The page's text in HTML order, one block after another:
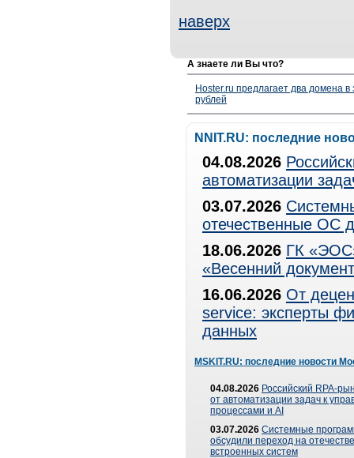
наверх
А знаете ли Вы что?
Hoster.ru предлагает два домена
рублей
NNIT.RU: последние
04.08.2026
автоматизации
03.07.2026
отечественные ОС
18.06.2026 ГК
«Весенний
16.06.2026 От
service: эксперты
данных
MSKIT.RU: последние новости
04.08.2026 Российский RPA-
от автоматизации задач к
процессами и AI
03.07.2026 Системные
обсудили переход на
встроенных систем